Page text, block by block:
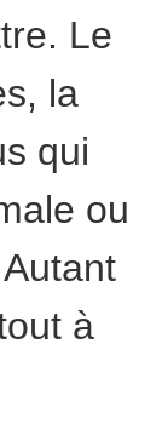
Le
la
qui
ou
à